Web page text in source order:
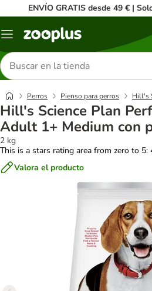
ENVÍO GRATIS desde 49 € |
Menú
Buscar
productos
Perros Pienso para perros Hill's
Hill's Science Plan
Adult 1+ Medium con
2 kg
This is a stars rating area from zero to 5:
Valora el producto